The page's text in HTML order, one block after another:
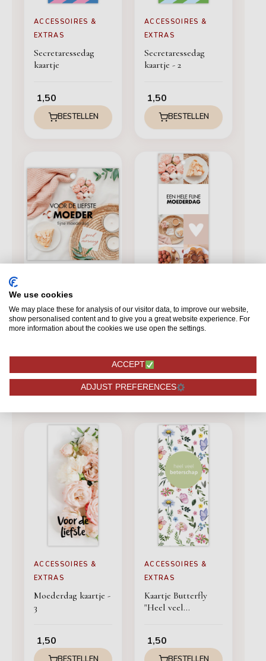
ACCESSOIRES &
EXTRAS
Secretaressedag
kaartje
1,50
BESTELLEN
ACCESSOIRES &
EXTRAS
Secretaressedag
kaartje - 2
1,50
BESTELLEN
ACCESSOIRES &
EXTRAS
Moederdag kaartje
BESTELLEN
EXTRAS
Moederdag kaartje -
1,50
BESTELLEN
ACCESSOIRES &
EXTRAS
Moederdag kaartje -
3
1,50
ACCESSOIRES &
EXTRAS
Kaartje Butterfly
"Heel veel
1,50
We use cookies
We may place these for analysis of our visitor data, to improve our website,
show personalised content and to give you a great website experience. For
more information about the cookies we use open the settings.
ACCEPT
ADJUST PREFERENCES